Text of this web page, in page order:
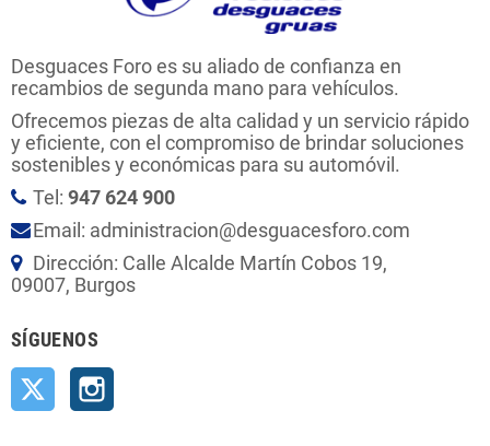
Desguaces Foro es su aliado de confianza en
recambios de segunda mano para vehículos.
Ofrecemos piezas de alta calidad y un servicio rápido
y eficiente, con el compromiso de brindar soluciones
sostenibles y económicas para su automóvil.
Tel: 947 624 900
Email: administracion@desguacesforo.com
Dirección: Calle Alcalde Martín Cobos 19,
09007, Burgos
SÍGUENOS
Twitter